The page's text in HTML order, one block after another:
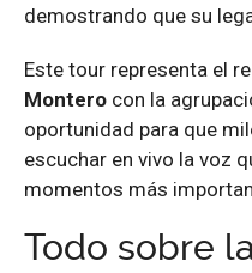
demostrando que su
Este tour representa el
Montero con la
oportunidad para que
escuchar en vivo la voz
momentos más
Todo sobre